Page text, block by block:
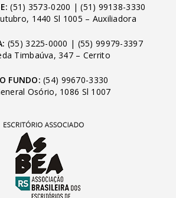
(51) 3573-0200 |(51) 99138-3330
1440 Sl 1005 – Auxiliadora
(55) 3225-0000 | (55) 99979-3397
Timbaúva, 347 – Cerrito
FUNDO: (54) 99670-3330
Osório, 1086 Sl 1007